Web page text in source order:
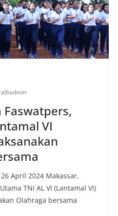
VI
April 2024 Makassar,
TNI AL VI (Lantamal VI)
Olahraga bersama